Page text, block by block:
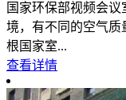
国家环保部视频会
境，有不同的空气质
根国家室...
查看详情